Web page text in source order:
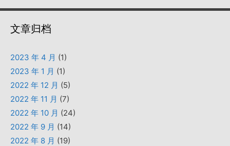
文章归档
2023 年 4 月 (1)
2023 年 1 月 (1)
2022 年 12 月 (5)
2022 年 11 月 (7)
2022 年 10 月 (24)
2022 年 9 月 (14)
2022 年 8 月 (19)